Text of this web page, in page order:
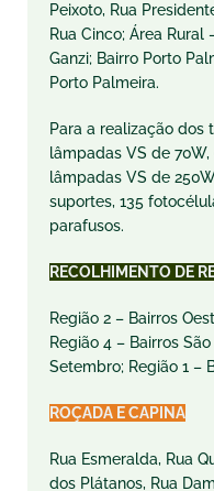
Peixoto, Rua
Rua Cinco; Área Rural
Ganzi; Bairro Porto
Porto Palmeira.
Para a realização dos
lâmpadas VS de
lâmpadas VS de
suportes, 135
parafusos.
RECOLHIMENTO DE
Região 2 – Bairros
Região 4 – Bairros
Setembro; Região 1 –
ROÇADA E CAPINA
Rua Esmeralda, Rua
dos Plátanos, Rua